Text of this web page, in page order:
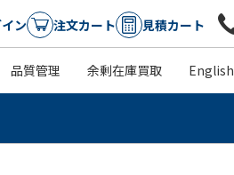
ン 注文カート 見積カート
品質管理 余剰在庫買取 English